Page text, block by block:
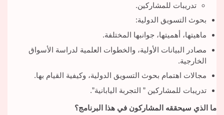
تدريبات للمشاركين.
بحوث التسويق الدولية:
ماهيتها، أهميتها، جوانبها المختلفة.
مصادر البيانات الأولية، والخطوات العلمية لدراسة الأسواق
الخارجية.
مجالات اهتمام بحوث التسويق الدولية، وكيفية القيام بها.
تدريبات للمشاركين ” التجربة اليابانية”.
ما الذي سيحققه المشاركون في هذا البرنامج؟